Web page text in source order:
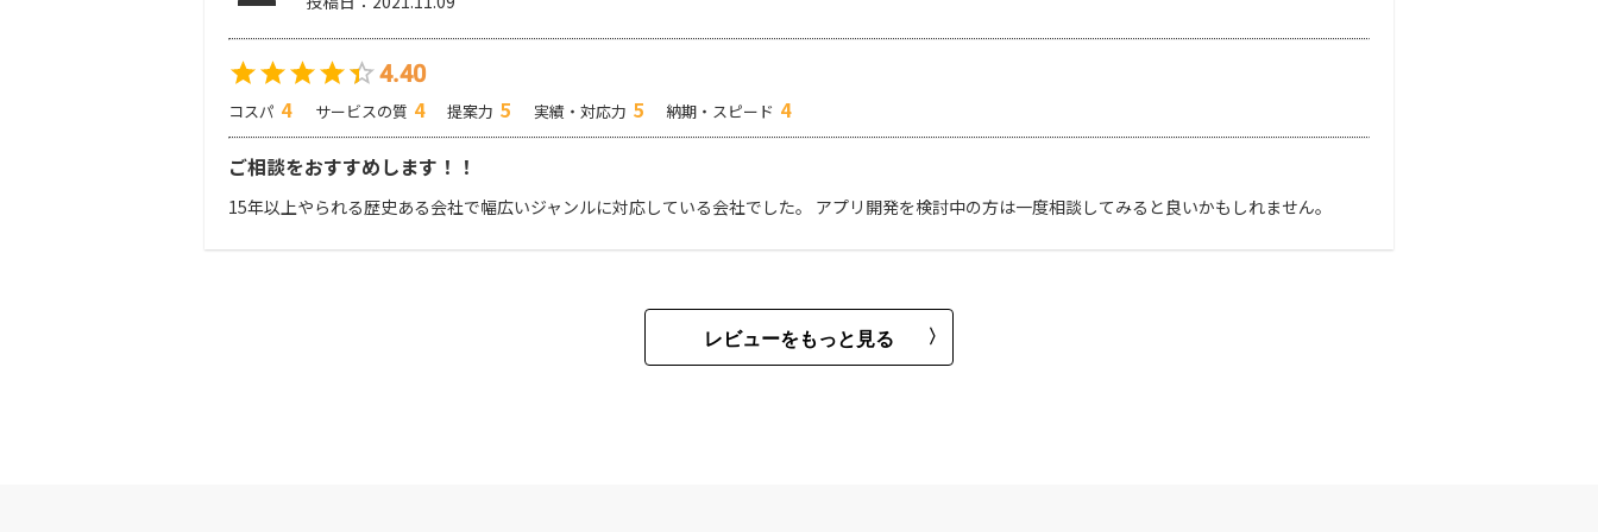
4.40
コスパ 4 サービスの質 4 提案力 5 実績・対応力 5 納期・スピード 4
ご相談をおすすめします！！
15年以上やられる歴史ある会社で幅広いジャンルに対応している会社でした。 アプリ開発を検討中の方は一度相談してみると良いかもしれません。
レビューをもっと見る